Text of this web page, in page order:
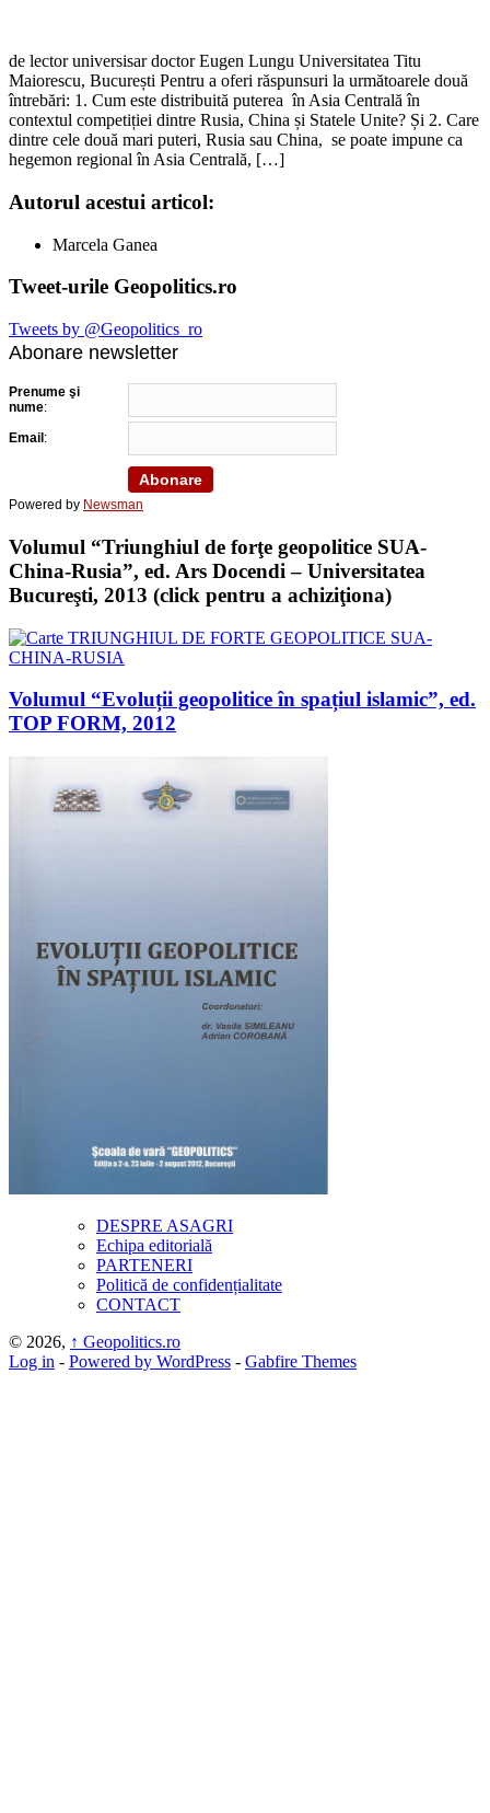
de lector universisar doctor Eugen Lungu Universitatea Titu
Maiorescu, București Pentru a oferi răspunsuri la următoarele două
întrebări: 1. Cum este distribuită puterea în Asia Centrală în
contextul competiției dintre Rusia, China și Statele Unite? Și 2. Care
dintre cele două mari puteri, Rusia sau China, se poate impune ca
hegemon regional în Asia Centrală, […]
Autorul acestui articol:
Marcela Ganea
Tweet-urile Geopolitics.ro
Tweets by @Geopolitics_ro
Abonare newsletter
Prenume şi
nume:
Email :
Powered by Newsman
Volumul “Triunghiul de forţe geopolitice SUA-
China-Rusia”, ed. Ars Docendi – Universitatea
Bucureşti, 2013 (click pentru a achiziţiona)
Volumul “Evoluții geopolitice în spațiul islamic”, ed.
TOP FORM, 2012
DESPRE ASAGRI
Echipa editorială
PARTENERI
Politică de confidențialitate
CONTACT
© 2026, ↑ Geopolitics.ro
Log in - Powered by WordPress - Gabfire Themes